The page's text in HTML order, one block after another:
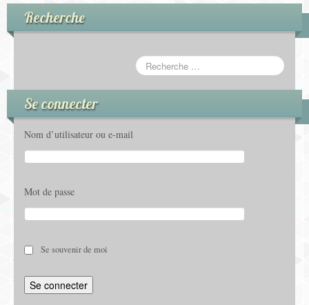
Recherche
Se connecter
Nom d’utilisateur ou e-mail
Mot de passe
Se souvenir de moi